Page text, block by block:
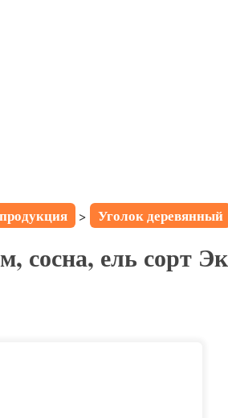
> Уголок деревянный
сосна, ель сорт